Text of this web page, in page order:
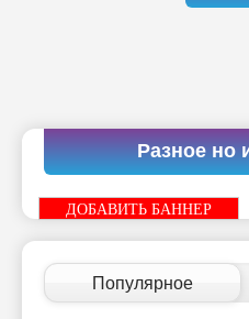
Разное но
ДОБАВИТЬ БАННЕР
Популярное